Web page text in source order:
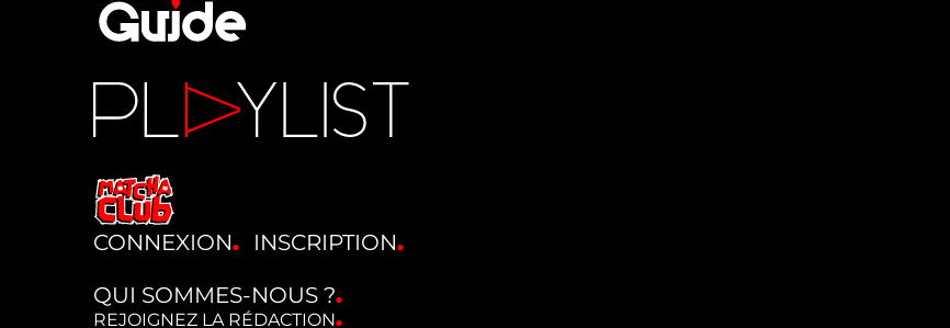
CONNEXION
INSCRIPTION
QUI SOMMES-NOUS ?
REJOIGNEZ LA RÉDACTION